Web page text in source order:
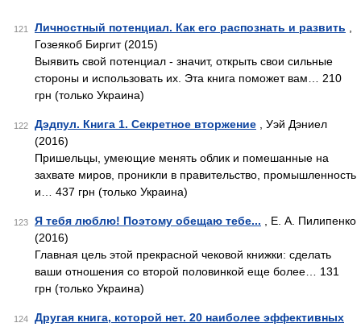
121 Личностный потенциал. Как его распознать и развить
Гозеякоб Биргит (2015)
Выявить свой потенциал - значит, открыть свои сильные
стороны и использовать их. Эта книга поможет вам… 210
грн (только Украина)
122 Дэдпул. Книга 1. Секретное вторжение , Уэй Дэниел
(2016)
Пришельцы, умеющие менять облик и помешанные на
захвате миров, проникли в правительство, промышленность
и… 437 грн (только Украина)
123 Я тебя люблю! Поэтому обещаю тебе... , Е. А. Пилипенко
(2016)
Главная цель этой прекрасной чековой книжки: сделать
ваши отношения со второй половинкой еще более… 131
грн (только Украина)
124
Другая книга, которой нет. 20 наиболее эффективных